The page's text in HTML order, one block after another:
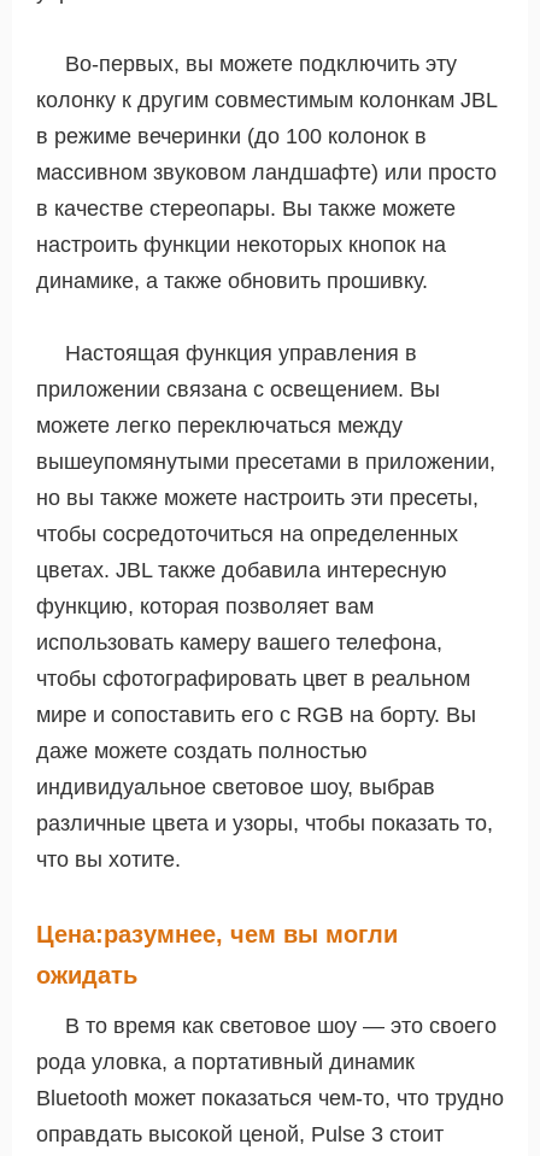
Во-первых, вы можете подключить эту
колонку к другим совместимым колонкам JBL
в режиме вечеринки (до 100 колонок в
массивном звуковом ландшафте) или просто
в качестве стереопары. Вы также можете
настроить функции некоторых кнопок на
динамике, а также обновить прошивку.
Настоящая функция управления в
приложении связана с освещением. Вы
можете легко переключаться между
вышеупомянутыми пресетами в приложении,
но вы также можете настроить эти пресеты,
чтобы сосредоточиться на определенных
цветах. JBL также добавила интересную
функцию, которая позволяет вам
использовать камеру вашего телефона,
чтобы сфотографировать цвет в реальном
мире и сопоставить его с RGB на борту. Вы
даже можете создать полностью
индивидуальное световое шоу, выбрав
различные цвета и узоры, чтобы показать то,
что вы хотите.
Цена:разумнее, чем вы могли
ожидать
В то время как световое шоу — это своего
рода уловка, а портативный динамик
Bluetooth может показаться чем-то, что трудно
оправдать высокой ценой, Pulse 3 стоит